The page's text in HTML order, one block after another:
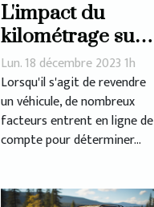
L'impact du
kilométrage sur
le prix de rachat
d'une voiture
Lun. 18 décembre 2023 1h
Lorsqu'il s'agit de revendre
un véhicule, de nombreux
facteurs entrent en ligne de
compte pour déterminer...